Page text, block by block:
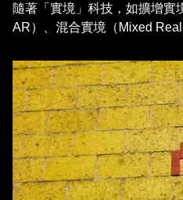
隨著「實境」科技，如擴增實
AR）、混合實境（Mixed
程進度，甚至優先體驗完工的